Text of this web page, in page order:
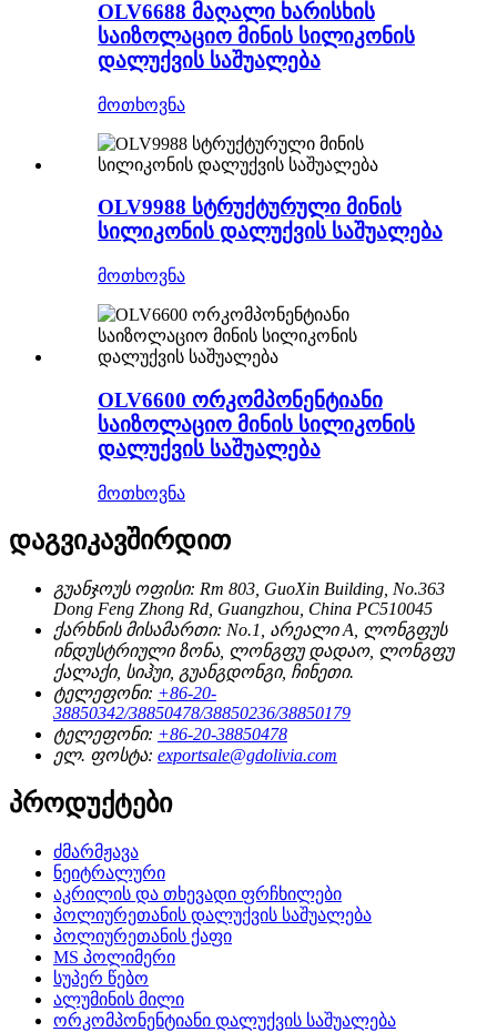
OLV6688 მაღალი ხარისხის
საიზოლაციო მინის სილიკონის
დალუქვის საშუალება
მოთხოვნა
OLV9988 სტრუქტურული მინის
სილიკონის დალუქვის საშუალება
მოთხოვნა
OLV6600 ორკომპონენტიანი
საიზოლაციო მინის სილიკონის
დალუქვის საშუალება
მოთხოვნა
დაგვიკავშირდით
გუანჯოუს ოფისი: Rm 803, GuoXin Building, No.363
Dong Feng Zhong Rd, Guangzhou, China PC510045
ქარხნის მისამართი: No.1, არეალი A, ლონგფუს
ინდუსტრიული ზონა, ლონგფუ დადაო, ლონგფუ
ქალაქი, სიჰუი, გუანგდონგი, ჩინეთი.
ტელეფონი: +86-20-
38850342/38850478/38850236/38850179
ტელეფონი: +86-20-38850478
ელ. ფოსტა: exportsale@gdolivia.com
პროდუქტები
ძმარმჟავა
ნეიტრალური
აკრილის და თხევადი ფრჩხილები
პოლიურეთანის დალუქვის საშუალება
პოლიურეთანის ქაფი
MS პოლიმერი
სუპერ წებო
ალუმინის მილი
ორკომპონენტიანი დალუქვის საშუალება